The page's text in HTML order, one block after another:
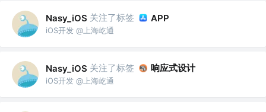
Nasy_iOS 关注了标签 APP
iOS开发 @上海屹通
Nasy_iOS 关注了标签 响应式设计
iOS开发 @上海屹通